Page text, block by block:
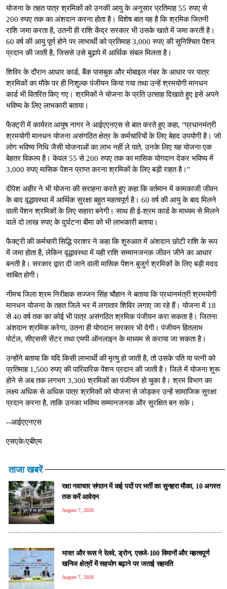
योजना के तहत पात्र श्रमिकों को उनकी आयु के अनुसार प्रतिमाह 55 रुपए से
200 रुपए तक का अंशदान करना होता है। विशेष बात यह है कि श्रमिक जितनी
राशि जमा करता है, उतनी ही राशि केंद्र सरकार भी उसके खाते में जमा करती है।
60 वर्ष की आयु पूर्ण होने पर लाभार्थी को प्रतिमाह 3,000 रुपए की सुनिश्चित पेंशन
प्रदान की जाती है, जिससे उसे बुढ़ापे में आर्थिक संबल मिलता है।
शिविर के दौरान आधार कार्ड, बैंक पासबुक और मोबाइल नंबर के आधार पर पात्र
श्रमिकों का मौके पर ही निशुल्क पंजीयन किया गया तथा उन्हें श्रमयोगी मानधन
कार्ड भी वितरित किए गए। श्रमिकों ने योजना के प्रति उत्साह दिखाते हुए इसे अपने
भविष्य के लिए लाभकारी बताया।
फैक्ट्री में कार्यरत आयुष नागर ने आईएएनएस से बात करते हुए कहा, "प्रधानमंत्री
श्रमयोगी मानधन योजना असंगठित क्षेत्र के कर्मचारियों के लिए बेहद उपयोगी है। जो
लोग भविष्य निधि जैसी योजनाओं का लाभ नहीं ले पाते, उनके लिए यह योजना एक
बेहतर विकल्प है। केवल 55 से 200 रुपए तक का मासिक योगदान देकर भविष्य में
3,000 रुपए मासिक पेंशन प्राप्त करना श्रमिकों के लिए बड़ी राहत है।"
दीपेश अहीर ने भी योजना की सराहना करते हुए कहा कि वर्तमान में कामकाजी जीवन
के बाद वृद्धावस्था में आर्थिक सुरक्षा बहुत महत्वपूर्ण है। 60 वर्ष की आयु के बाद मिलने
वाली पेंशन श्रमिकों के लिए सहारा बनेगी। साथ ही ई-श्रम कार्ड के माध्यम से मिलने
वाले दो लाख रुपए के दुर्घटना बीमा को भी लाभकारी बताया।
फैक्ट्री की कर्मचारी सिद्धि पराशर ने कहा कि शुरुआत में अंशदान छोटी राशि के रूप
में जमा होता है, लेकिन वृद्धावस्था में यही राशि सम्मानजनक जीवन जीने का आधार
बनती है। सरकार द्वारा दी जाने वाली मासिक पेंशन बुजुर्ग श्रमिकों के लिए बड़ी मदद
साबित होगी।
नीमच जिला श्रम निरीक्षक सज्जन सिंह चौहान ने बताया कि प्रधानमंत्री श्रमयोगी
मानधन योजना के तहत जिले भर में लगातार शिविर लगाए जा रहे हैं। योजना में 18
से 40 वर्ष तक का कोई भी पात्र असंगठित श्रमिक पंजीयन करा सकता है। जितना
अंशदान श्रमिक करेगा, उतना ही योगदान सरकार भी देगी। पंजीयन हितलाभ
पोर्टल, सीएससी सेंटर तथा एमपी ऑनलाइन के माध्यम से कराया जा सकता है।
उन्होंने बताया कि यदि किसी लाभार्थी की मृत्यु हो जाती है, तो उसके पति या पत्नी को
प्रतिमाह 1,500 रुपए की पारिवारिक पेंशन प्रदान की जाती है। जिले में योजना शुरू
होने से अब तक लगभग 3,300 श्रमिकों का पंजीयन हो चुका है। श्रम विभाग का
लक्ष्य अधिक से अधिक पात्र श्रमिकों को योजना से जोड़कर उन्हें सामाजिक सुरक्षा
प्रदान करना है, ताकि उनका भविष्य सम्मानजनक और सुरक्षित बन सके।
--आईएएनएस
एसएके/एबीएम
ताजा खबरें
रक्षा नवाचार संगठन में कई पदों पर भर्ती का सुनहरा मौका, 10 अगस्त
तक करें आवेदन
August 7, 2026
भारत और रूस ने रेलवे, ड्रोन, एसजे-100 विमानों और महत्वपूर्ण
खनिज क्षेत्रों में सहयोग बढ़ाने पर जताई सहमति
August 7, 2026